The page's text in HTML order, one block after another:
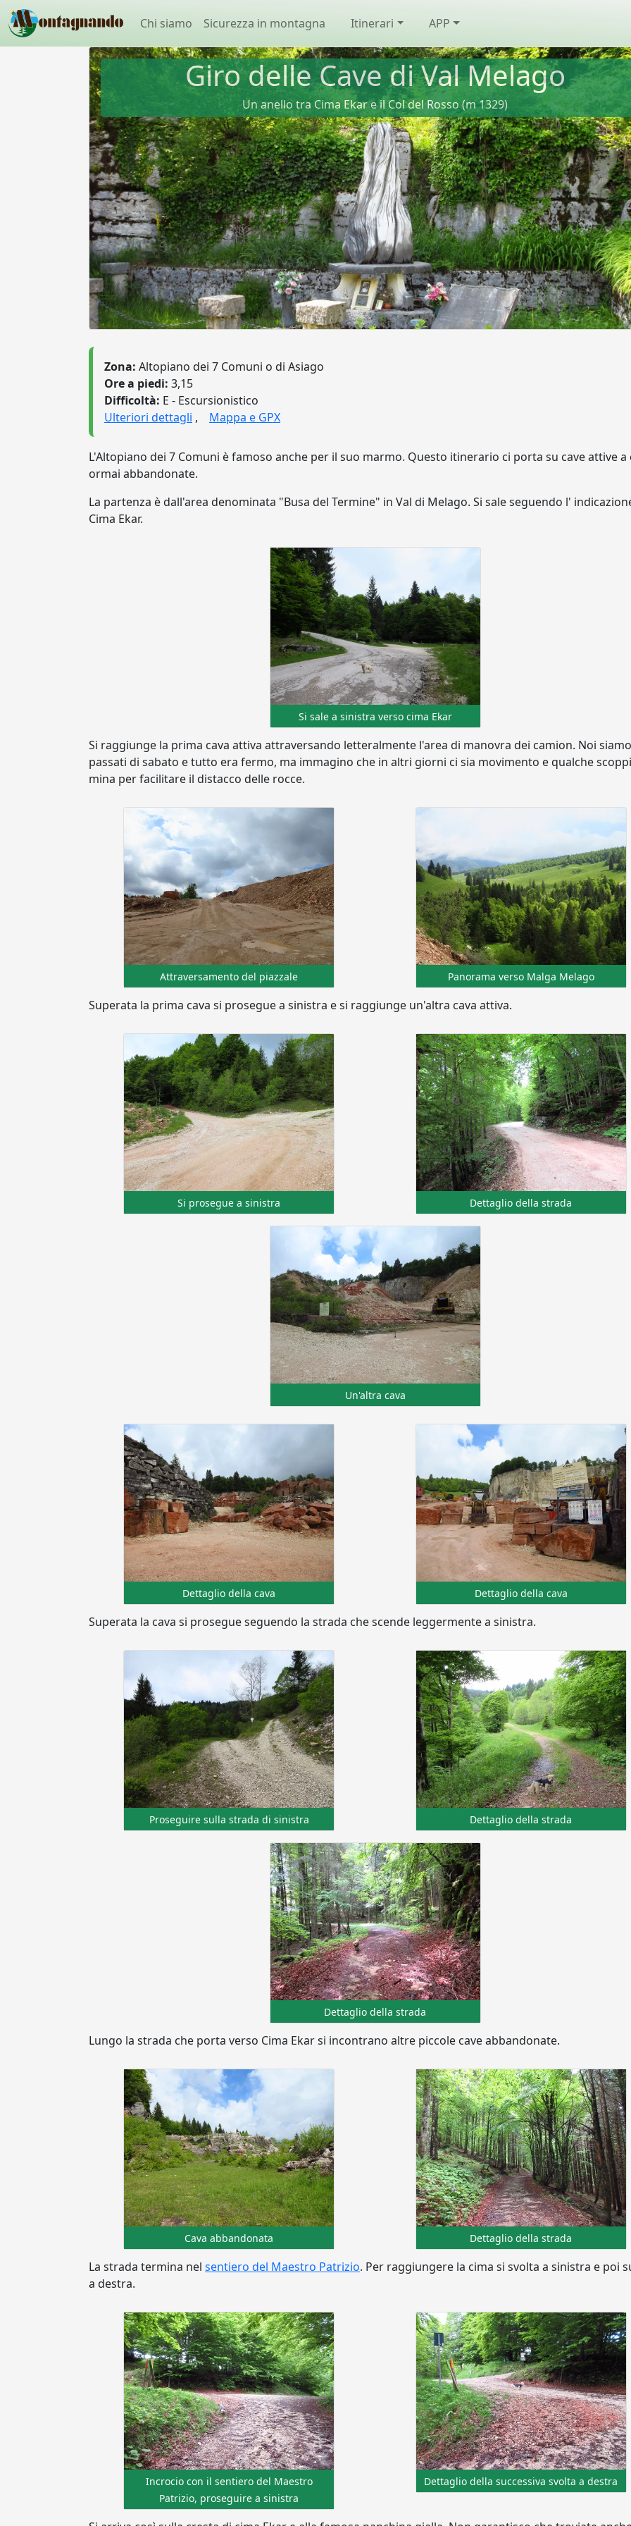
Chi siamo Sicurezza in montagna Itinerari APP
Giro delle Cave di Val Melago
Un anello tra Cima Ekar e il Col del Rosso (m 1329)
Zona: Altopiano dei 7 Comuni o di Asiago
Ore a piedi: 3,15
Difficoltà: E - Escursionistico
Ulteriori dettagli , Mappa e GPX
L'Altopiano dei 7 Comuni è famoso anche per il suo marmo. Questo itinerario ci porta su cave attive a
ormai abbandonate.
La partenza è dall'area denominata "Busa del Termine" in Val di Melago. Si sale seguendo l'
Cima Ekar.
Si sale a sinistra verso cima Ekar
Si raggiunge la prima cava attiva attraversando letteralmente l'area di manovra dei camion. Noi siamo
passati di sabato e tutto era fermo, ma immagino che in altri giorni ci sia movimento e qualche
mina per facilitare il distacco delle rocce.
Attraversamento del piazzale Panorama verso Malga Melago
Superata la prima cava si prosegue a sinistra e si raggiunge un'altra cava attiva.
Si prosegue a sinistra Dettaglio della strada
Un'altra cava
Dettaglio della cava Dettaglio della cava
Superata la cava si prosegue seguendo la strada che scende leggermente a sinistra.
Proseguire sulla strada di sinistra Dettaglio della strada
Dettaglio della strada
Lungo la strada che porta verso Cima Ekar si incontrano altre piccole cave abbandonate.
Cava abbandonata Dettaglio della strada
La strada termina nel sentiero del Maestro Patrizio. Per raggiungere la cima si svolta a sinistra e poi
a destra.
Incrocio con il sentiero del Maestro
Patrizio, proseguire a sinistra
Dettaglio della successiva svolta a destra